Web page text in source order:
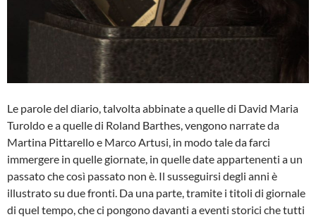
Le parole del diario, talvolta abbinate a quelle di David Maria
Turoldo e a quelle di Roland Barthes, vengono narrate da
Martina Pittarello e Marco Artusi, in modo tale da farci
immergere in quelle giornate, in quelle date appartenenti a un
passato che così passato non è. Il susseguirsi degli anni è
illustrato su due fronti. Da una parte, tramite i titoli di giornale
di quel tempo, che ci pongono davanti a eventi storici che tutti